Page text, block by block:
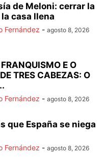
de Meloni: cerrar la
casa llena
Fernández - agosto 8, 2026
E O
TRES CABEZAS: O
Fernández - agosto 8, 2026
que España se niega
Fernández - agosto 8, 2026